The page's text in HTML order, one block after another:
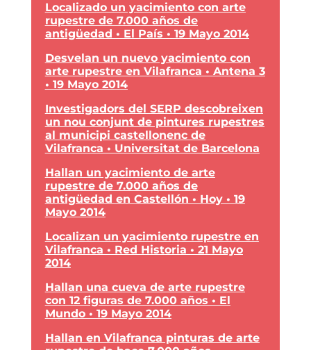
Localizado un yacimiento con arte
rupestre de 7.000 años de
antigüedad • El País • 19 Mayo 2014
Desvelan un nuevo yacimiento con
arte rupestre en Vilafranca • Antena 3
• 19 Mayo 2014
Investigadors del SERP descobreixen
un nou conjunt de pintures rupestres
al municipi castellonenc de
Vilafranca • Universitat de Barcelona
Hallan un yacimiento de arte
rupestre de 7.000 años de
antigüedad en Castellón • Hoy • 19
Mayo 2014
Localizan un yacimiento rupestre en
Vilafranca • Red Historia • 21 Mayo
2014
Hallan una cueva de arte rupestre
con 12 figuras de 7.000 años • El
Mundo • 19 Mayo 2014
Hallan en Vilafranca pinturas de arte